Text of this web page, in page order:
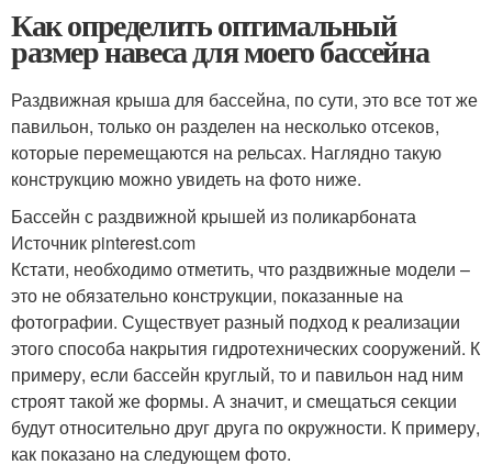
Как определить оптимальный
размер навеса для моего бассейна
Раздвижная крыша для бассейна, по сути, это все тот же
павильон, только он разделен на несколько отсеков,
которые перемещаются на рельсах. Наглядно такую
конструкцию можно увидеть на фото ниже.
Бассейн с раздвижной крышей из поликарбоната
Источник pinterest.com
Кстати, необходимо отметить, что раздвижные модели –
это не обязательно конструкции, показанные на
фотографии. Существует разный подход к реализации
этого способа накрытия гидротехнических сооружений. К
примеру, если бассейн круглый, то и павильон над ним
строят такой же формы. А значит, и смещаться секции
будут относительно друг друга по окружности. К примеру,
как показано на следующем фото.